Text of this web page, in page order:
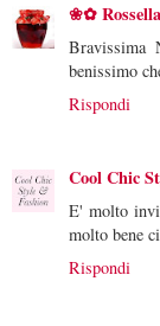
❀✿
Bravissima
benissimo
Rispondi
Cool Chic
E' molto
molto bene
Rispondi